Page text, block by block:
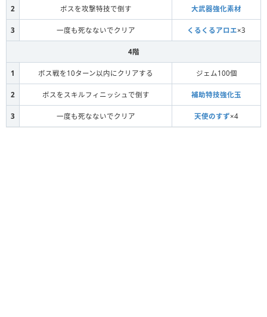
ドラゴン
りゅうせんし
ドラゴン
2 ボスを攻撃特技で倒す 大武器強化素材
3 一度も死なないでクリア くるくるアロエ×3
4階
1 ボス戦を10ターン以内にクリアする ジェム100個
2 ボスをスキルフィニッシュで倒す 補助特技強化玉
3 一度も死なないでクリア 天使のすず×4